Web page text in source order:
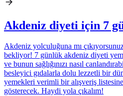
Akdeniz diyeti için 7
Akdeniz yolculuğuna mı
bekliyor! 7 günlük akdeniz diyeti
ve bunun sağlığınızı nasıl
besleyici gıdalarla dolu lezzetli bir
yemekleri verimli bir alışveriş
gösterecek. Haydi yola çıkalım!